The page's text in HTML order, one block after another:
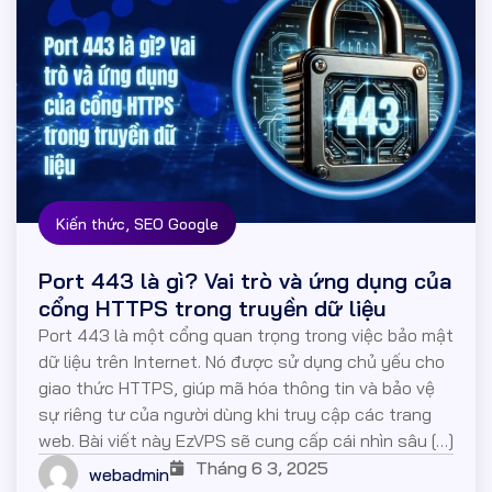
Kiến thức, SEO Google
Port 443 là gì? Vai trò và ứng dụng của
cổng HTTPS trong truyền dữ liệu
Port 443 là một cổng quan trọng trong việc bảo mật
dữ liệu trên Internet. Nó được sử dụng chủ yếu cho
giao thức HTTPS, giúp mã hóa thông tin và bảo vệ
sự riêng tư của người dùng khi truy cập các trang
web. Bài viết này EzVPS sẽ cung cấp cái nhìn sâu […]
webadmin
Tháng 6 3, 2025